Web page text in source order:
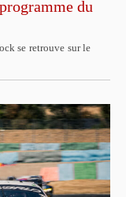
du
se retrouve sur le